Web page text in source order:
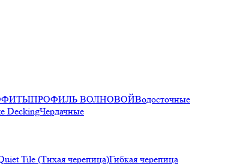
ПРОФИЛЬ ВОЛНОВОЙВодосточные
DeckingЧердачные
Tile (Тихая черепица)Гибкая черепица